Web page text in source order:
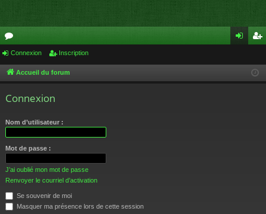
or
u cri
Connexion Inscription
Accueil du forum
Connexion
Nom d’utilisateur :
Mot de passe :
J’ai oublié mon mot de passe
Renvoyer le courriel d’activation
Se souvenir de moi
Masquer ma présence lors de cette session